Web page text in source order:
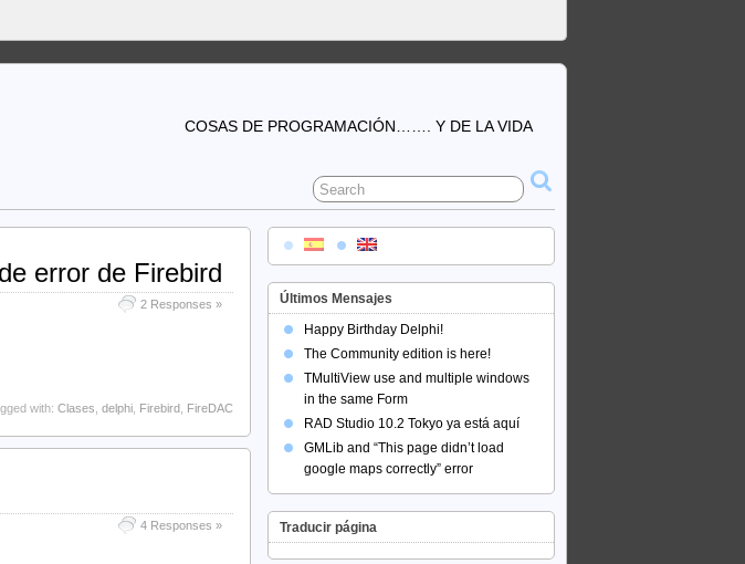
COSAS DE PROGRAMACIÓN……. Y DE LA VIDA
error de Firebird
2 Responses »
with: Clases delphi Firebird FireDAC
4 Responses »
Últimos Mensajes
Happy Birthday Delphi!
The Community edition is here!
TMultiView use and multiple windows
in the same Form
RAD Studio 10.2 Tokyo ya está aquí
GMLib and “This page didn’t load
google maps correctly” error
Traducir página